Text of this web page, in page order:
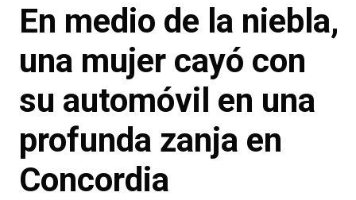
En medio de la niebla,
una mujer cayó con
su automóvil en una
profunda zanja en
Concordia